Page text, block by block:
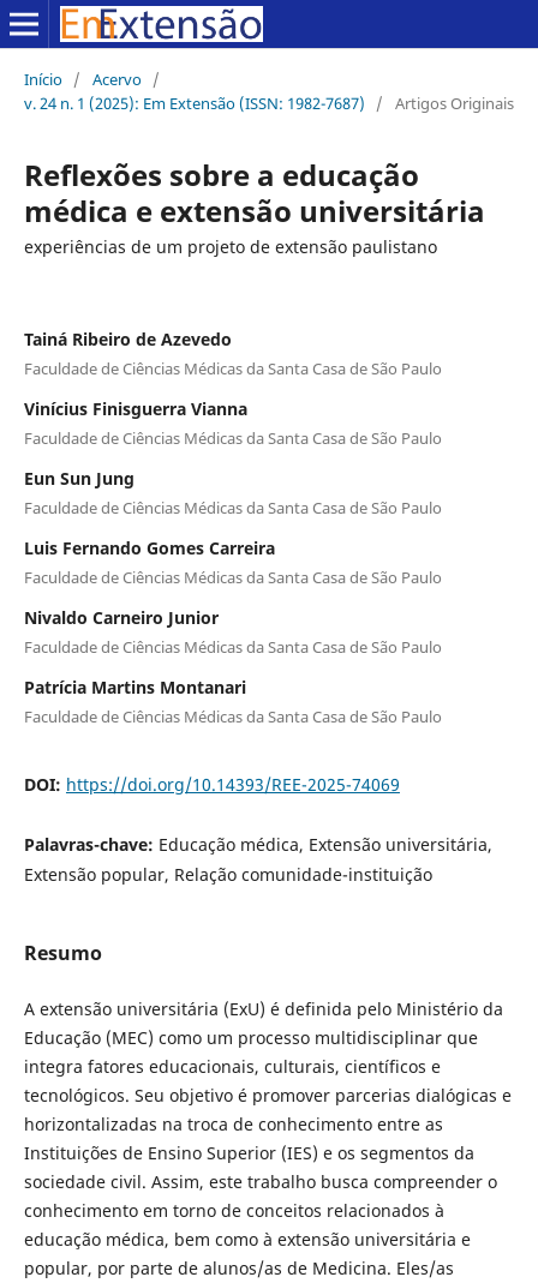
Início / Acervo /
v. 24 n. 1 (2025): Em Extensão (ISSN: 1982-7687)
/ Artigos Originais
Reflexões sobre a educação
médica e extensão universitária
experiências de um projeto de extensão paulistano
Tainá Ribeiro de Azevedo
Faculdade de Ciências Médicas da Santa Casa de São Paulo
Vinícius Finisguerra Vianna
Faculdade de Ciências Médicas da Santa Casa de São Paulo
Eun Sun Jung
Faculdade de Ciências Médicas da Santa Casa de São Paulo
Luis Fernando Gomes Carreira
Faculdade de Ciências Médicas da Santa Casa de São Paulo
Nivaldo Carneiro Junior
Faculdade de Ciências Médicas da Santa Casa de São Paulo
Patrícia Martins Montanari
Faculdade de Ciências Médicas da Santa Casa de São Paulo
DOI: https://doi.org/10.14393/REE-2025-74069
Palavras-chave: Educação médica, Extensão universitária,
Extensão popular, Relação comunidade-instituição
Resumo
A extensão universitária (ExU) é definida pelo Ministério da
Educação (MEC) como um processo multidisciplinar que
integra fatores educacionais, culturais, científicos e
tecnológicos. Seu objetivo é promover parcerias dialógicas e
horizontalizadas na troca de conhecimento entre as
Instituições de Ensino Superior (IES) e os segmentos da
sociedade civil. Assim, este trabalho busca compreender o
conhecimento em torno de conceitos relacionados à
educação médica, bem como à extensão universitária e
popular, por parte de alunos/as de Medicina. Eles/as